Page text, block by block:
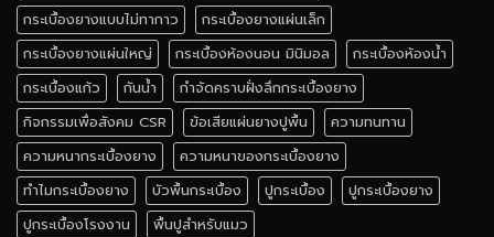
กระเบื้องยางแบบไม่ทากาว
กระเบื้องยางแผ่นเล็ก
กระเบื้องยางแผ่นใหญ่
กระเบื้องห้องนอน มินิมอล
กระเบื้องห้องน้ำ
กระเบื้องแก้ว
กันน้ำ
กำจัดคราบฝั่งลึกกระเบื้องยาง
กิจกรรมเพื่อสังคม CSR
ข้อเสียแผ่นยางปูพื้น
ความทนทาน
ความหนากระเบื้องยาง
ความหนาของกระเบื้องยาง
ทำไมกระเบื้องยาง
บัวพื้นกระเบื้อง ปูกระเบื้อง
ปูกระเบื้องยาง
ปูกระเบื้องโรงงาน
พื้นปูสำหรับแมว